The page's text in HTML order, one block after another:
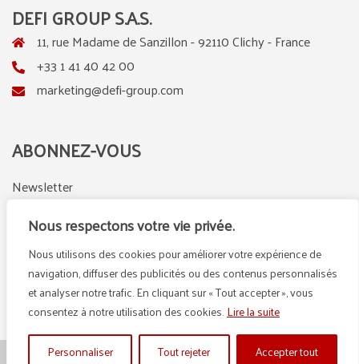
Nous respectons votre vie privée.
Nous utilisons des cookies pour améliorer votre expérience de
navigation, diffuser des publicités ou des contenus personnalisés
et analyser notre trafic. En cliquant sur « Tout accepter », vous
consentez à notre utilisation des cookies.Lire la suite
Personnaliser
Tout rejeter Accepter tout
DEFI GROUP S.A.S.
11, rue Madame de Sanzillon - 92110 Clichy - France
+33 1 41 40 42 00
marketing@defi-group.com
ABONNEZ-VOUS
Newsletter
LinkedIn
Instagram